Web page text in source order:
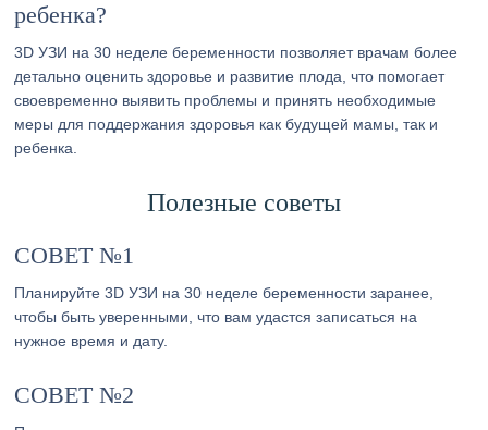
ребенка?
3D УЗИ на 30 неделе беременности позволяет врачам более
детально оценить здоровье и развитие плода, что помогает
своевременно выявить проблемы и принять необходимые
меры для поддержания здоровья как будущей мамы, так и
ребенка.
Полезные советы
СОВЕТ №1
Планируйте 3D УЗИ на 30 неделе беременности заранее,
чтобы быть уверенными, что вам удастся записаться на
нужное время и дату.
СОВЕТ №2